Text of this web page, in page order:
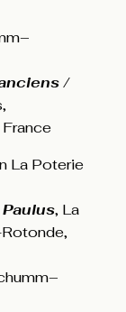
/
La Poterie
, La